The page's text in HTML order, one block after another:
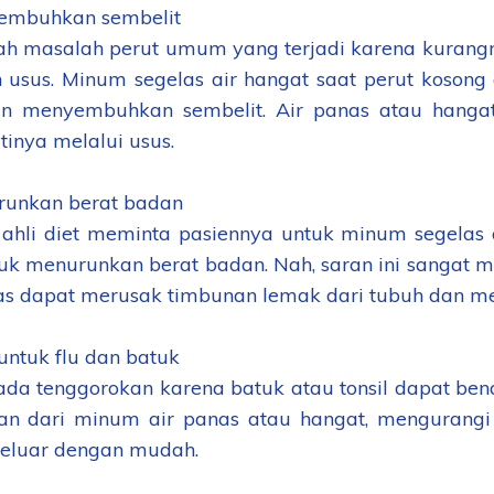
sembelit
masalah perut umum yang terjadi karena
usus. Minum segelas air hangat saat perut
menyembuhkan sembelit. Air panas atau
melalui usus.
berat badan
diet meminta pasiennya untuk minum
menurunkan berat badan. Nah, saran ini sangat
dapat merusak timbunan lemak dari tubuh dan
flu dan batuk
tenggorokan karena batuk atau tonsil dapat
dari minum air panas atau hangat,
dengan mudah.